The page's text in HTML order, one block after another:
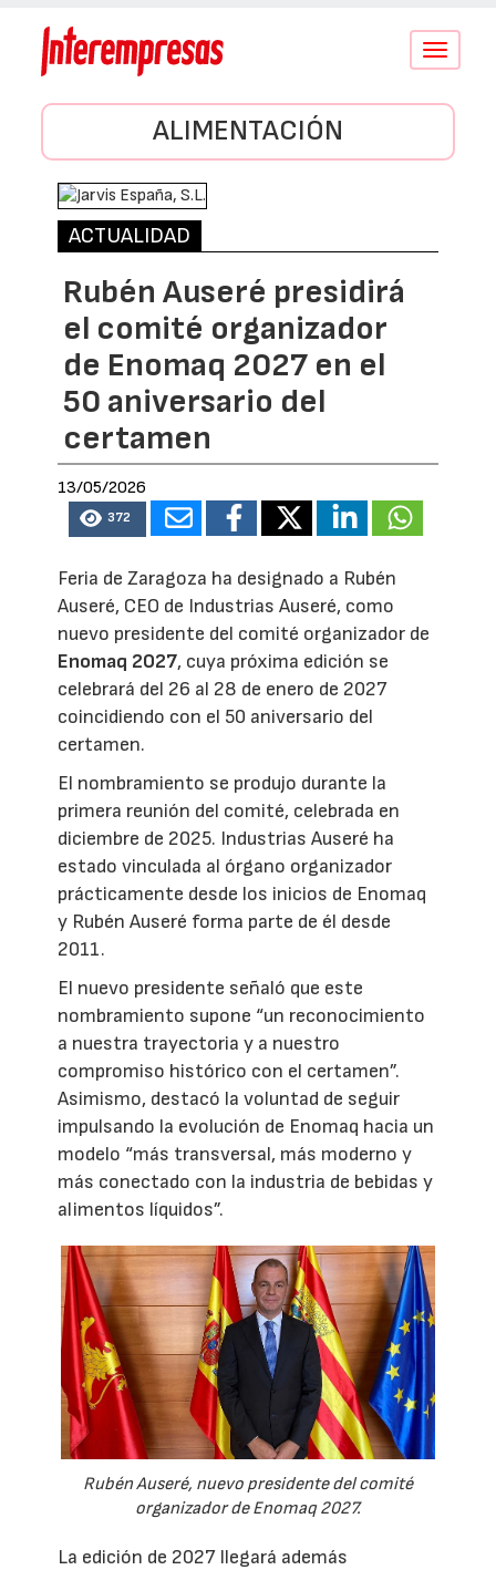
Conmutar
ALIMENTACIÓN
ACTUALIDAD
Rubén Auseré presidirá
el comité organizador
de Enomaq 2027 en el
50 aniversario del
certamen
13/05/2026
372
Feria de Zaragoza ha designado a Rubén
Auseré, CEO de Industrias Auseré, como
nuevo presidente del comité organizador de
Enomaq 2027, cuya próxima edición se
celebrará del 26 al 28 de enero de 2027
coincidiendo con el 50 aniversario del
certamen.
El nombramiento se produjo durante la
primera reunión del comité, celebrada en
diciembre de 2025. Industrias Auseré ha
estado vinculada al órgano organizador
prácticamente desde los inicios de Enomaq
y Rubén Auseré forma parte de él desde
2011.
El nuevo presidente señaló que este
nombramiento supone “un reconocimiento
a nuestra trayectoria y a nuestro
compromiso histórico con el certamen”.
Asimismo, destacó la voluntad de seguir
impulsando la evolución de Enomaq hacia un
modelo “más transversal, más moderno y
más conectado con la industria de bebidas y
alimentos líquidos”.
Rubén Auseré, nuevo presidente del comité
organizador de Enomaq 2027.
La edición de 2027 llegará además